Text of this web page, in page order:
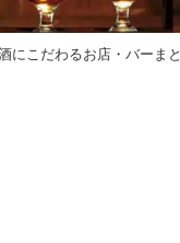
にこだわるお店・バーまと